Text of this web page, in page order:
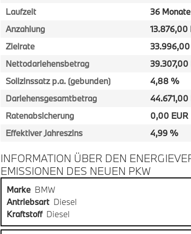
Laufzeit
36 Monate
Anzahlung
13.876,00
Zielrate
33.996,00
Nettodarlehensbetrag
39.307,00
Sollzinssatz p.a. (gebunden)
4,88 %
Darlehensgesamtbetrag
44.671,00
Ratenabsicherung
0,00 EUR
Effektiver Jahreszins
4,99 %
INFORMATION ÜBER DEN
EMISSIONEN DES NEUEN PKW
Marke BMW
Antriebsart Diesel
Kraftstoff Diesel